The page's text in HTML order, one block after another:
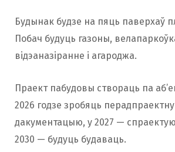
Будынак будзе на пяць паверхаў
Побач будуць газоны,
відэаназіранне і агароджа.
Праект пабудовы створаць па
2026 годзе зробяць
дакументацыю, у 2027 —
2030 — будуць будаваць.